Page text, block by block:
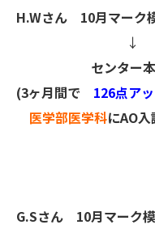
H.Wさん 10月マー
↓
センタ
(3ヶ月間で 126点ア
医学部医学科にAO
G.Sさん 10月マーク